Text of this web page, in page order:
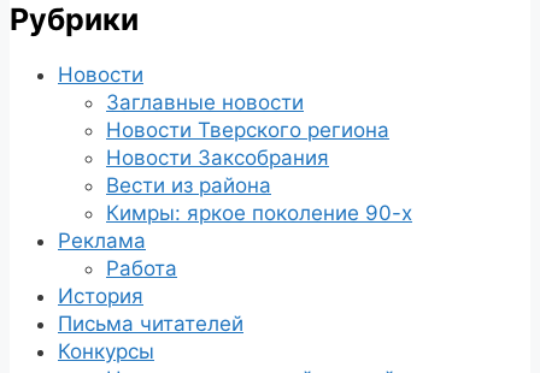
Рубрики
Новости
Заглавные новости
Новости Тверского региона
Новости Заксобрания
Вести из района
Кимры: яркое поколение 90-х
Реклама
Работа
История
Письма читателей
Конкурсы